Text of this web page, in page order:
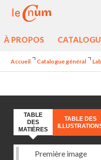
À PROPOS
Accueil Catalogue général
TABLE
DES
MATIÈRES
TABLE DES
Première image